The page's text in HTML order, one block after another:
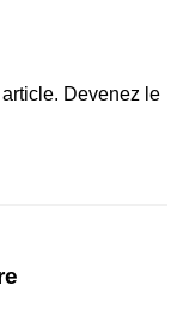
Devenez le